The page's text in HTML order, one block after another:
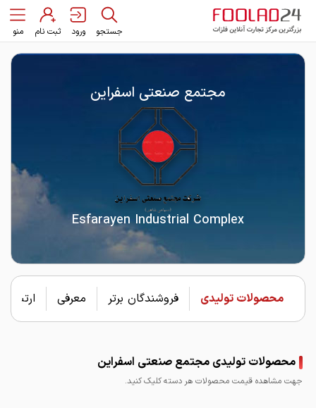
جستجو ورود ثبت نام منو
مجتمع صنعتی اسفراین
Esfarayen Industrial Complex
محصولات تولیدی فروشندگان برتر معرفی ارتباط
محصولات تولیدی مجتمع صنعتی اسفراین
جهت مشاهده قیمت محصولات هر دسته کلیک کنید.